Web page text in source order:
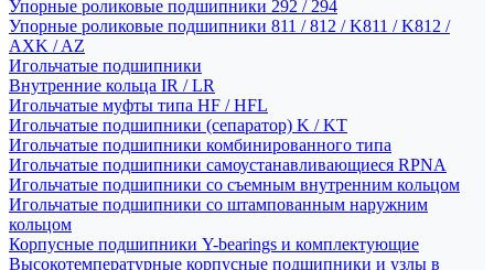
Упорные роликовые подшипники 292 / 294
Упорные роликовые подшипники 811 / 812 / K811 / K812 /
AXK / AZ
Игольчатые подшипники
Внутренние кольца IR / LR
Игольчатые муфты типа HF / HFL
Игольчатые подшипники (сепаратор) K / KT
Игольчатые подшипники комбинированного типа
Игольчатые подшипники самоустанавливающиеся RPNA
Игольчатые подшипники со съемным внутренним кольцом
Игольчатые подшипники со штампованным наружним
кольцом
Корпусные подшипники Y-bearings и комплектующие
Высокотемпературные корпусные подшипники и узлы в